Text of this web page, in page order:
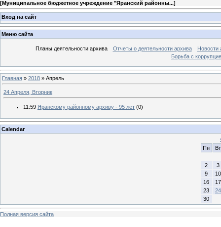
[Муниципальное бюджетное учреждение "Яранский районны...]
Вход на сайт
Меню сайта
Планы деятельности архива Отчеты о деятельности архива
Новости
Борьба с
Главная » 2018 » Апрель
24 Апреля, Вторник
11:59 Яранскому районному архиву - 95 лет (0)
Calendar
Пн
Вт
2
3
9
10
16
17
23
24
30
Полная версия сайта